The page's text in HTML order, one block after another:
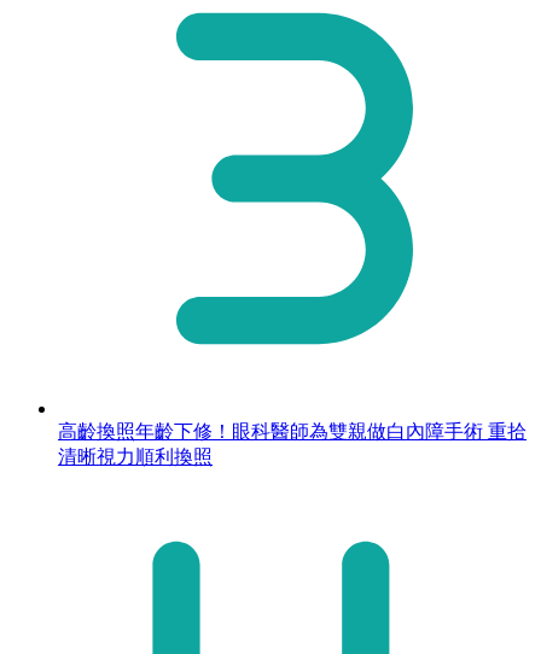
高齡換照年齡下修！眼科醫師為雙親做白內障手術 重拾
清晰視力順利換照